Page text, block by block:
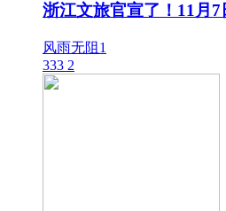
浙江文旅官宣了！11月
风雨无阻1
333 2